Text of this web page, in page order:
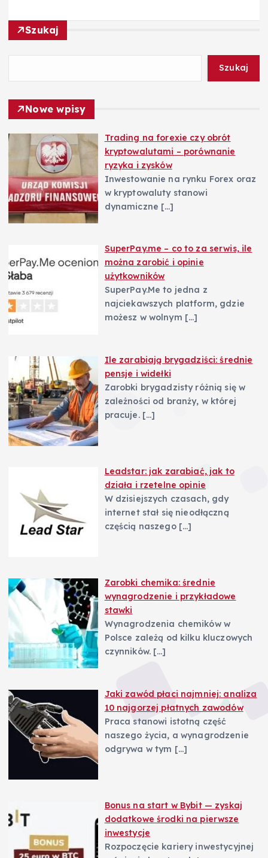
j
a
w
p
i
s
u
Szukaj
Szukaj
Nowe wpisy
Trading na forexie czy obrót
kryptowalutami – porównanie
ryzyka i zysków
Inwestowanie na rynku Forex oraz
w kryptowaluty stanowi
dynamiczne […]
SuperPay.me – co to za serwis, ile
można zarobić i opinie
użytkowników
SuperPay.Me to jedna z
najciekawszych platform, gdzie
możesz w wolnym […]
Ile zarabiają brygadziści: średnie
pensje i widełki
Zarobki brygadzisty różnią się w
zależności od branży, w której
pracuje. […]
Leadstar: jak zarabiać, jak to
działa i rzetelne opinie
W dzisiejszych czasach, gdy
internet stał się nieodłączną
częścią naszego […]
Zarobki chemika: średnie
wynagrodzenie i przykładowe
stawki
Wynagrodzenia chemików w
Polsce zależą od kilku kluczowych
czynników. […]
Jaki zawód płaci najmniej: analiza
10 najgorzej płatnych zawodów
Praca stanowi istotną część
naszego życia, a wynagrodzenie
odgrywa w tym […]
Bonus na start w Bybit — zyskaj
dodatkowe środki na pierwsze
inwestycje
Rozpoczęcie kariery inwestycyjnej